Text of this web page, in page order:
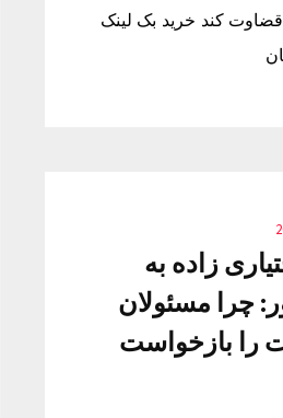
کند خرید بک لینک
زاده به
چرا مسئولان
را بازخواست